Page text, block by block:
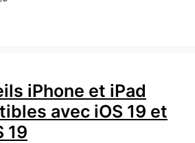
iPhone et iPad
avec iOS 19 et
19